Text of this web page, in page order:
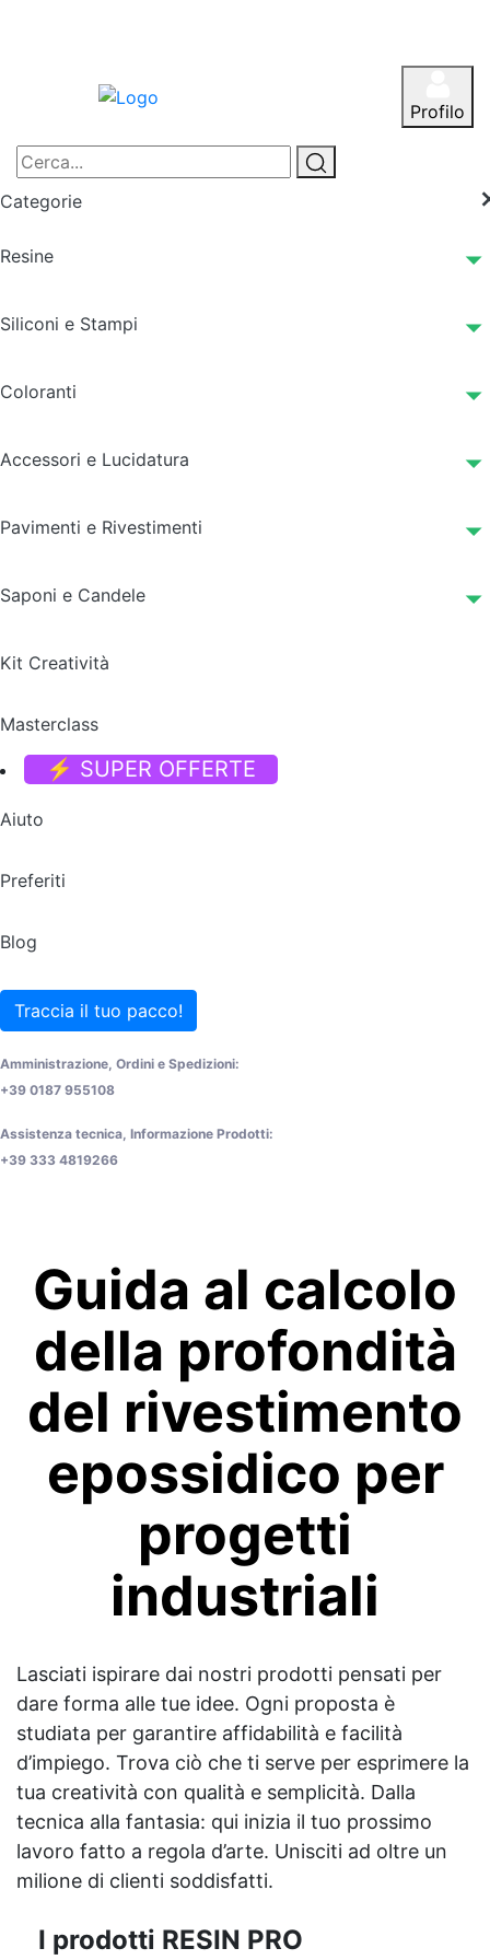
Profilo
Categorie
Resine
Siliconi e Stampi
Coloranti
Accessori e Lucidatura
Pavimenti e Rivestimenti
Saponi e Candele
Kit Creatività
Masterclass
⚡ SUPER OFFERTE
Aiuto
Preferiti
Blog
Traccia il tuo pacco!
Amministrazione, Ordini e Spedizioni:
+39 0187 955108
Assistenza tecnica, Informazione Prodotti:
+39 333 4819266
Guida al calcolo
della profondità
del rivestimento
epossidico per
progetti
industriali
Lasciati ispirare dai nostri prodotti pensati per
dare forma alle tue idee. Ogni proposta è
studiata per garantire affidabilità e facilità
d’impiego. Trova ciò che ti serve per esprimere la
tua creatività con qualità e semplicità. Dalla
tecnica alla fantasia: qui inizia il tuo prossimo
lavoro fatto a regola d’arte. Unisciti ad oltre un
milione di clienti soddisfatti.
I prodotti RESIN PRO